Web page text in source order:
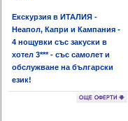
Екскурзия в ИТАЛИЯ -
Неапол, Капри и Кампания -
4 нощувки със закуски в
хотел 3*** - със самолет и
обслужване на български
език!